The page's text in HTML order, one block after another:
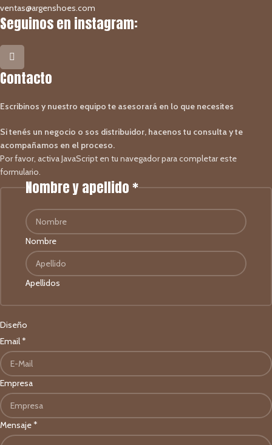
ventas@argenshoes.com
Seguinos en instagram:
Contacto
Escribinos y nuestro equipo te asesorará en lo que necesites
Si tenés un negocio o sos distribuidor, hacenos tu consulta y te
acompañamos en el proceso.
Por favor, activa JavaScript en tu navegador para completar este
formulario.
Nombre y apellido*
Nombre
Apellidos
Diseño
Email*
Empresa
Mensaje*